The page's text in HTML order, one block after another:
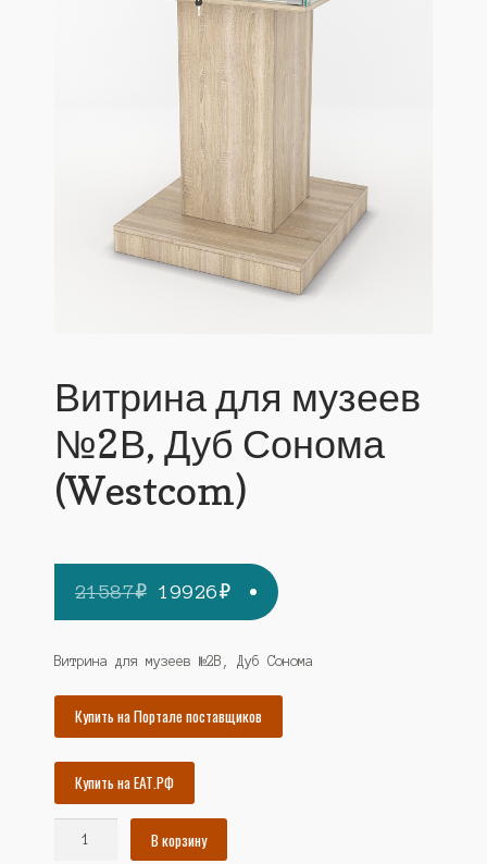
Витрина для музеев
№2В, Дуб Сонома
(Westcom)
21587₽ Первоначальная
цена
составляла
21587₽.
19926₽Текущая
цена:
19926₽.
Витрина для музеев №2В, Дуб Сонома
Купить на Портале поставщиков
Купить на ЕАТ.РФ
В корзину